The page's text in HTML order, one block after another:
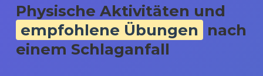
Physische Aktivitäten und
empfohlene Übungen
nach
einem Schlaganfall